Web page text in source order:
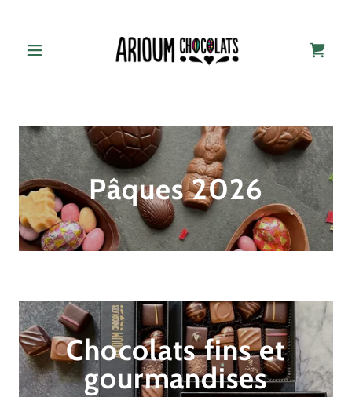
Pâques 2026
Chocolats fins et
gourmandises